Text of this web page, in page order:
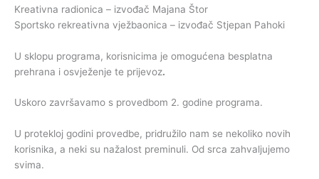
Kreativna radionica – izvođač Majana Štor
Sportsko rekreativna vježbaonica – izvođač Stjepan Pahoki
U sklopu programa, korisnicima je omogućena besplatna
prehrana i osvježenje te prijevoz.
Uskoro završavamo s provedbom 2. godine programa.
U protekloj godini provedbe, pridružilo nam se nekoliko novih
korisnika, a neki su nažalost preminuli. Od srca zahvaljujemo
svima.